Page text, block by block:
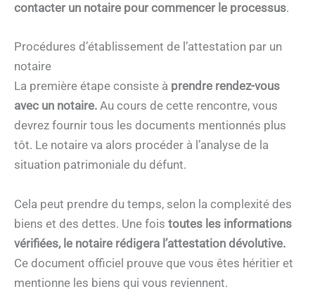
contacter un notaire pour commencer le processus.
Procédures d’établissement de l’attestation par un
notaire
La première étape consiste à prendre rendez-vous
avec un notaire. Au cours de cette rencontre, vous
devrez fournir tous les documents mentionnés plus
tôt. Le notaire va alors procéder à l’analyse de la
situation patrimoniale du défunt.
Cela peut prendre du temps, selon la complexité des
biens et des dettes. Une fois toutes les informations
vérifiées, le notaire rédigera l’attestation dévolutive.
Ce document officiel prouve que vous êtes héritier et
mentionne les biens qui vous reviennent.